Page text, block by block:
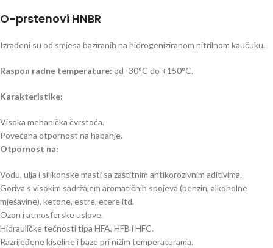
O-prstenovi HNBR
Izrađeni su od smjesa baziranih na hidrogeniziranom nitrilnom kaučuku.
Raspon radne temperature: od -30°C do +150°C.
Karakteristike:
Visoka mehanička čvrstoća.
Povećana otpornost na habanje.
Otpornost na:
Vodu, ulja i silikonske masti sa zaštitnim antikorozivnim aditivima.
Goriva s visokim sadržajem aromatičnih spojeva (benzin, alkoholne
mješavine), ketone, estre, etere itd.
Ozon i atmosferske uslove.
Hidrauličke tečnosti tipa HFA, HFB i HFC.
Razrijeđene kiseline i baze pri nižim temperaturama.